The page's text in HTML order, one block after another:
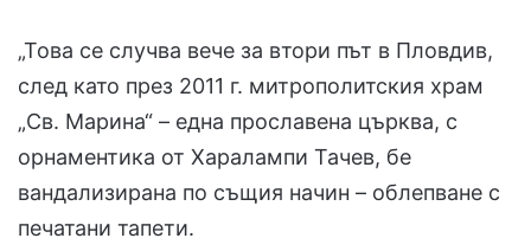
„Това се случва вече за втори път в Пловдив,
след като през 2011 г. митрополитския храм
„Св. Марина“ – една прославена църква, с
орнаментика от Харалампи Тачев, бе
вандализирана по същия начин – облепване с
печатани тапети.